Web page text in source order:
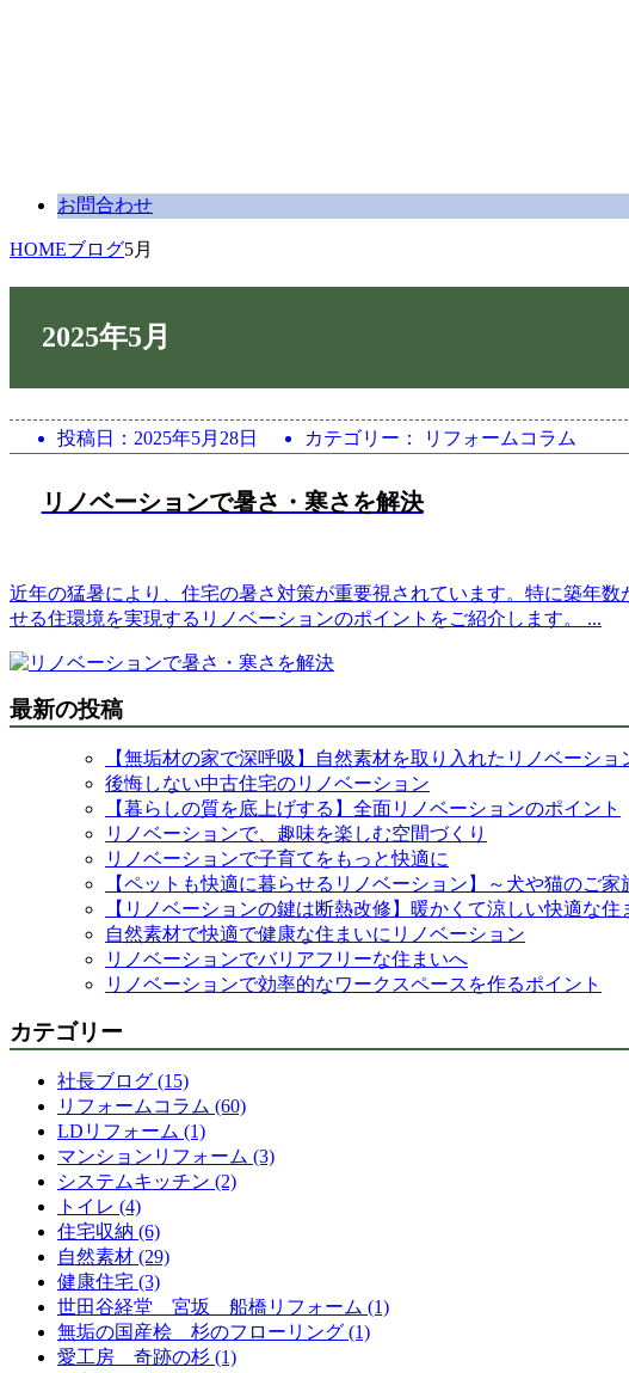
お問合わせ
HOMEブログ5月
2025年5月
投稿日： 2025年5月28日 カテゴリー： リフォームコラム
リノベーションで暑さ・寒さを解決
近年の猛暑により、住宅の暑さ対策が重要視されています。特に築年
せる住環境を実現するリノベーションのポイントをご紹介します。 ...
最新の投稿
【無垢材の家で深呼吸】自然素材を取り入れたリノベーショ
後悔しない中古住宅のリノベーション
【暮らしの質を底上げする】全面リノベーションのポイント
リノベーションで、趣味を楽しむ空間づくり
リノベーションで子育てをもっと快適に
【ペットも快適に暮らせるリノベーション】～犬や猫のご
【リノベーションの鍵は断熱改修】暖かくて涼しい快適な住
自然素材で快適で健康な住まいにリノベーション
リノベーションでバリアフリーな住まいへ
リノベーションで効率的なワークスペースを作るポイント
カテゴリー
社長ブログ (15)
リフォームコラム (60)
LDリフォーム (1)
マンションリフォーム (3)
システムキッチン (2)
トイレ (4)
住宅収納 (6)
自然素材 (29)
健康住宅 (3)
世田谷経堂 宮坂 船橋リフォーム (1)
無垢の国産桧 杉のフローリング (1)
愛工房 奇跡の杉 (1)